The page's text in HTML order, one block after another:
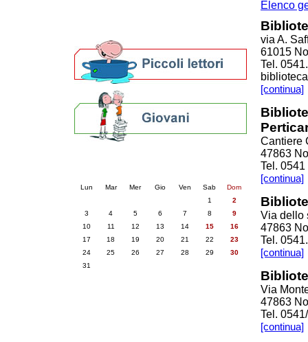
Elenco
via A.
61015
Tel.
[continua]
Cantiere
47863
Tel.
[continua]
Via dello
47863
Tel.
[continua]
Via
47863
Tel.
[continua]
Lun Mar Mer Gio Ven Sab
Dom
1
2
3
4 5 6 7 8
9
10
11 12 13 14 15
16
17
18 19 20 21 22
23
24
25 26 27 28 29
30
31